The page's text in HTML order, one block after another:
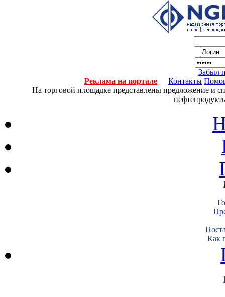
Забыл
Реклама на портале
Контакты
На торговой площадке представлены предложение и
Как